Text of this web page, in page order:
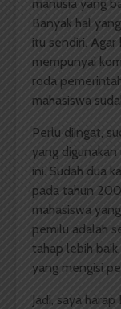
manusia yang
Banyak hal
itu sendiri. Agar
mempunyai
roda
mahasiswa
Perlu diingat,
yang
ini. Sudah dua
pada tahun
mahasiswa
pemilu adalah
tahap lebih
yang mengisi
Jadi, saya